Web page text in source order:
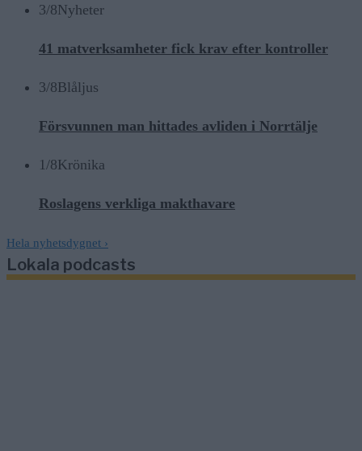
3/8Nyheter
41 matverksamheter fick krav efter kontroller
3/8Blåljus
Försvunnen man hittades avliden i Norrtälje
1/8Krönika
Roslagens verkliga makthavare
Hela nyhetsdygnet ›
Lokala podcasts